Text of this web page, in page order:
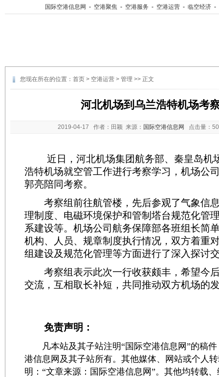
国际空港信息网 - 空港聚焦 - 空港服务 - 空港运营 - 临空经济 -
您现在所在的位置： 首页 > 空港运营 > 管理 >> 正文
河北机场到乌兰浩特机场考
2019-04-17 作者：田颖 来源： 国际空港信息网 点击量：
近日，河北机场集团航务部、秦皇岛机
浩特机场就空管工作进行考察学习，机场公
郭亮陪同考察。
考察组前往航管楼，先后参观了气象信
理制度、电磁环境保护和管制塔台规范化管
系建设等。机场公司航务保障部各班组长简
机构、人员、规章制度执行情况，双方着重
组建设及规范化管理等方面进行了深入探讨
考察组表示此次一行收获颇丰，希望今
交流，互相取长补短，共同推动双方机场的
免责声明：
凡本站及其子站注明“国际空港信息网”的稿件
港信息网及其子站所有。其他媒体、网站或个人
明：“文章来源：国际空港信息网”。其他均转载